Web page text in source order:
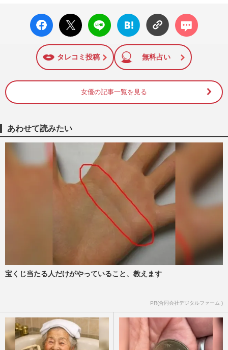
facebo
ok い
X ポス
ト
LINE
はてな
ブック
に追加
コメン
ト
タレコミ投稿 無料占い
女優の記事一覧を見る
あわせて読みたい
宝くじ当たる人だけがやっていること、教えます
PR(合同会社デジタルファーム )